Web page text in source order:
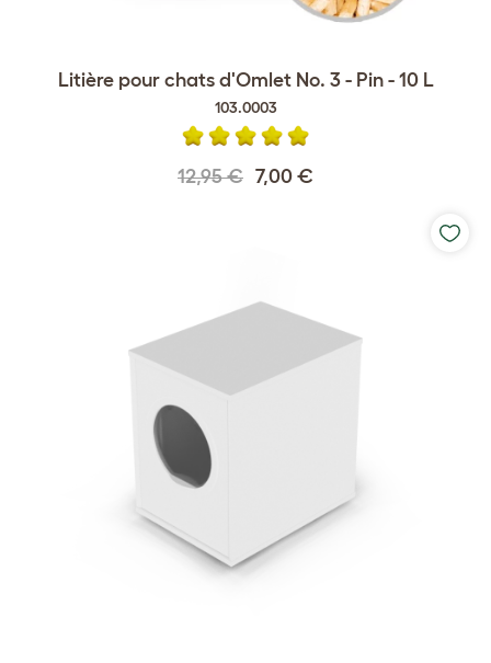
Litière pour chats d'Omlet No. 3 - Pin - 10 L
103.0003
12,95 € 7,00 €